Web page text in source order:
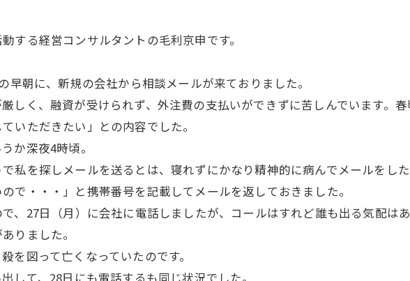
する経営コンサルタントの毛利京申です。
早朝に、新規の会社から相談メールが来ておりました。
しく、融資が受けられず、外注費の支払いができずに苦しんでいます。
いただきたい」との内容でした。
か深夜4時頃。
で私を探しメールを送るとは、寝れずにかなり精神的に病んでメールをし
で・・・」と携帯番号を記載してメールを返しておきました。
、27日（月）に会社に電話しましたが、コールはすれど誰も出る気配はあ
りました。
を図って亡くなっていたのです。
して、28日にも電話するも同じ状況でした。